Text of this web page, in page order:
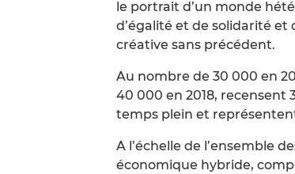
le portrait d’un monde
d’égalité et de solidarité
créative sans précédent.
Au nombre de 30 000 en
40 000 en 2018, recensent
temps plein et
A l’échelle de l’ensemble
économique hybride,